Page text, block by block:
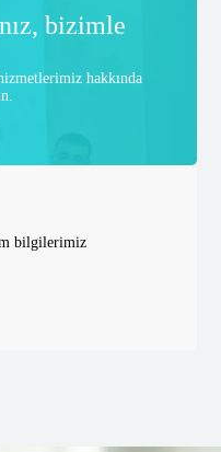
bizimle
hakkında
bilgilerimiz